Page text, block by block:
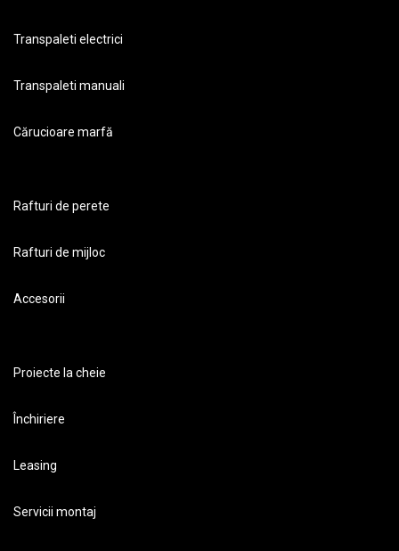
Transpaleti electrici
Transpaleti manuali
Cărucioare marfă
Rafturi de perete
Rafturi de mijloc
Accesorii
Proiecte la cheie
Închiriere
Leasing
Servicii montaj